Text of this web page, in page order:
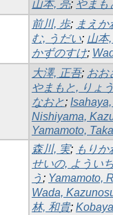
山本, 亮; やまも
前川, 歩; まえか
む, うだい; 山本
かずのすけ;
大澤, 正吾; おお
やまもと, りょう
なおと;
Nishiyama,
Yamamoto,
森川, 実; もりか
せいの, よういち
う ; Yamamoto,
Wada,
林, 和貴;